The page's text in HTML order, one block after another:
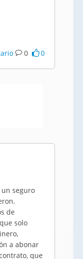
0 0
seguro
de
solo
a abonar
que